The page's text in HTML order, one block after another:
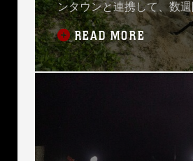
ンタウンと連携して、数
画策したシナリオを実施
の戦術と技術を磨きました
READ MORE